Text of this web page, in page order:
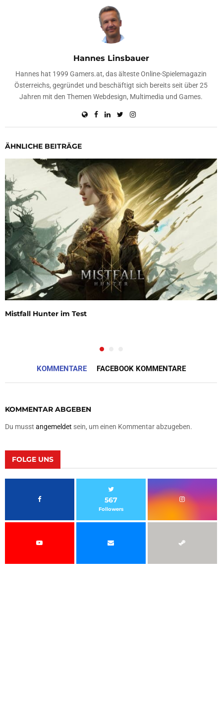
Hannes Linsbauer
Hannes hat 1999 Gamers.at, das älteste Online-Spielemagazin
Österreichs, gegründet und beschäftigt sich bereits seit über 25
Jahren mit den Themen Webdesign, Multimedia und Games.
ÄHNLICHE BEITRÄGE
Mistfall Hunter im Test
KOMMENTARE FACEBOOK KOMMENTARE
KOMMENTAR ABGEBEN
Du musst angemeldet sein, um einen Kommentar abzugeben.
FOLGE UNS
567
Followers